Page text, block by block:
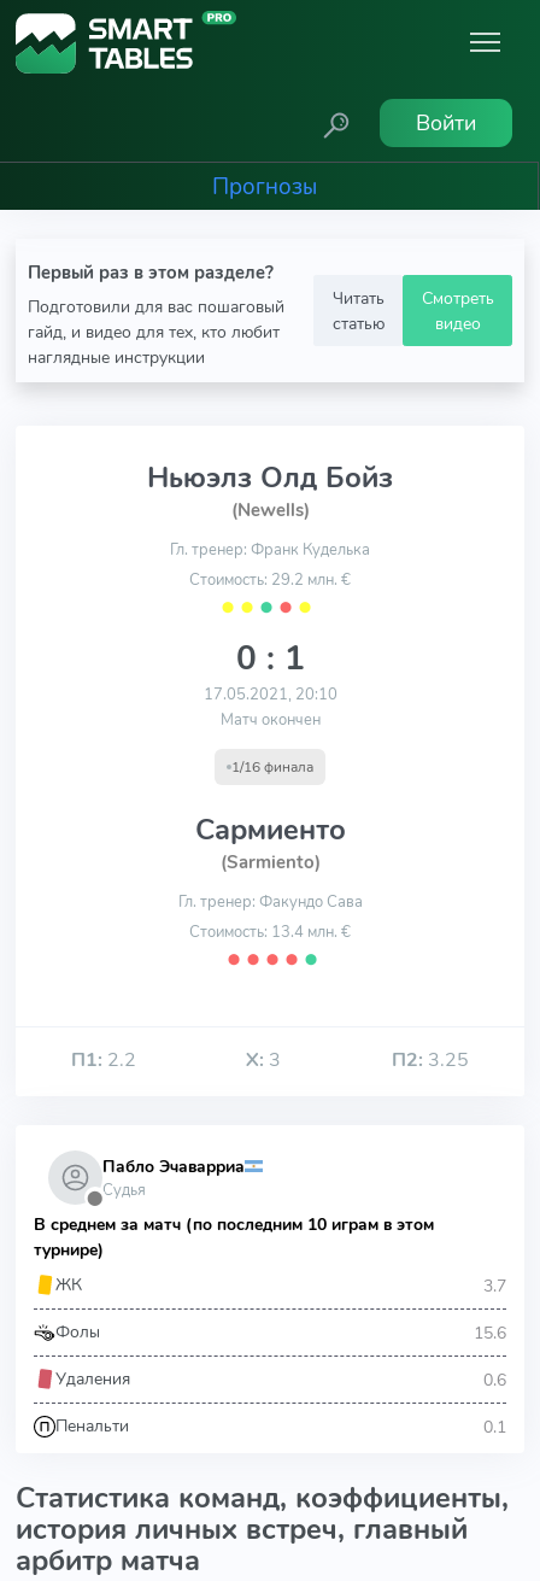
Войти
Прогнозы
Первый раз в этом разделе?
Подготовили для вас пошаговый
гайд, и видео для тех, кто любит
наглядные инструкции
Читать
статью
Смотреть
видео
Ньюэлз Олд Бойз
(Newells)
Гл. тренер: Франк Куделька
Стоимость: 29.2 млн. €
⬤ ⬤ ⬤ ⬤ ⬤
0 : 1
17.05.2021, 20:10
Матч окончен
1/16 финала
Сармиенто
(Sarmiento)
Гл. тренер: Факундо Сава
Стоимость: 13.4 млн. €
⬤ ⬤ ⬤ ⬤ ⬤
П1: 2.2 Х: 3 П2: 3.25
⬤
Пабло Эчаварриа
Судья
В среднем за матч (по последним 10 играм в этом
турнире)
ЖК
3.7
Фолы 15.6
Удаления 0.6
Пенальти 0.1
Статистика команд, коэффициенты,
история личных встреч, главный
арбитр матча